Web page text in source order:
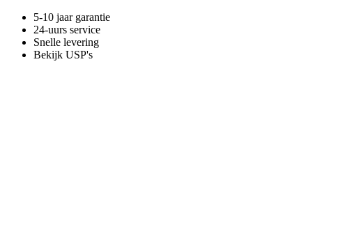
5-10 jaar garantie
24-uurs service
Snelle levering
Bekijk USP's